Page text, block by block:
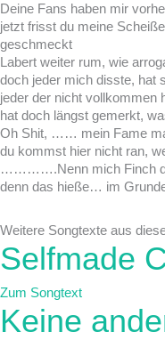
Deine Fans haben mir
jetzt frisst du meine
geschmeckt
Labert weiter rum, wie
doch jeder mich disste, hat
jeder der nicht vollkommen
hat doch längst gemerkt,
Oh Shit, …… mein Fame
du kommst hier nicht ran,
………….Nenn mich Finch
denn das hieße… im
Weitere Songtexte aus
Selfmade
Zum Songtext
Keine